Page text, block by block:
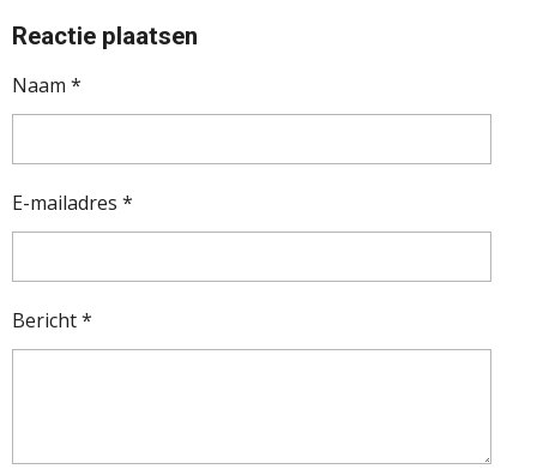
Reactie plaatsen
Naam *
E-mailadres *
Bericht *